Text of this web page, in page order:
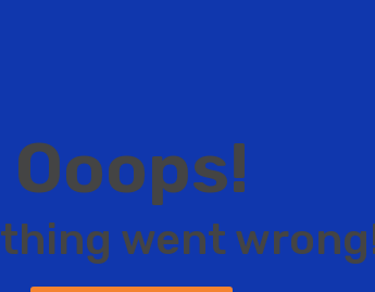
Ooops!
thing went wrong